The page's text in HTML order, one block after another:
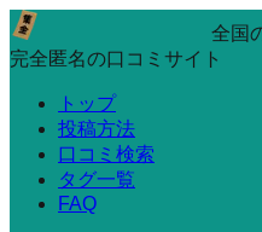
全国
完全匿名の口コミサイト
トップ
投稿方法
口コミ検索
タグ一覧
FAQ